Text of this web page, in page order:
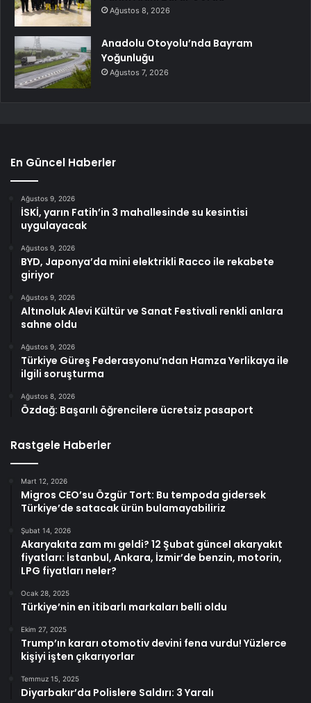
Ağustos 8, 2026
Anadolu Otoyolu’nda Bayram
Yoğunluğu
Ağustos 7, 2026
En Güncel Haberler
Ağustos 9, 2026
İSKİ, yarın Fatih’in 3 mahallesinde su kesintisi
uygulayacak
Ağustos 9, 2026
BYD, Japonya’da mini elektrikli Racco ile rekabete
giriyor
Ağustos 9, 2026
Altınoluk Alevi Kültür ve Sanat Festivali renkli anlara
sahne oldu
Ağustos 9, 2026
Türkiye Güreş Federasyonu’ndan Hamza Yerlikaya ile
ilgili soruşturma
Ağustos 8, 2026
Özdağ: Başarılı öğrencilere ücretsiz pasaport
Rastgele Haberler
Mart 12, 2026
Migros CEO’su Özgür Tort: Bu tempoda gidersek
Türkiye’de satacak ürün bulamayabiliriz
Şubat 14, 2026
Akaryakıta zam mı geldi? 12 Şubat güncel akaryakıt
fiyatları: İstanbul, Ankara, İzmir’de benzin, motorin,
LPG fiyatları neler?
Ocak 28, 2025
Türkiye’nin en itibarlı markaları belli oldu
Ekim 27, 2025
Trump’ın kararı otomotiv devini fena vurdu! Yüzlerce
kişiyi işten çıkarıyorlar
Temmuz 15, 2025
Diyarbakır’da Polislere Saldırı: 3 Yaralı